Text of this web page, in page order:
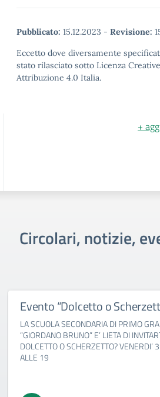
Pubblicato: 15.12.2023 - Revisione:
Eccetto dove diversamente
stato rilasciato sotto Licenza
Attribuzione 4.0 Italia.
+
Circolari, notizie,
Evento “Dolcetto o
LA SCUOLA SECONDARIA DI PRIMO
“GIORDANO BRUNO” E’ LIETA DI
DOLCETTO O SCHERZETTO? VENERDI’
ALLE 19